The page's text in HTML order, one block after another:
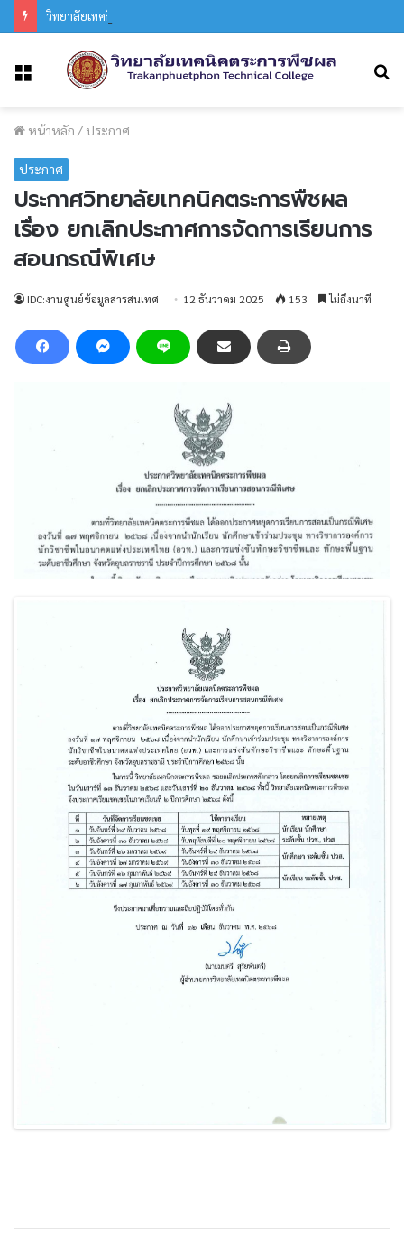
หน้าหลัก / ประกาศ
ประกาศ
ประกาศวิทยาลัยเทคนิคตระการพืชผล
เรื่อง ยกเลิกประกาศการจัดการเรียนการ
สอนกรณีพิเศษ
IDC:งานศูนย์ข้อมูลสารสนเทศ 12 ธันวาคม 2025 153 ไม่ถึงนาที